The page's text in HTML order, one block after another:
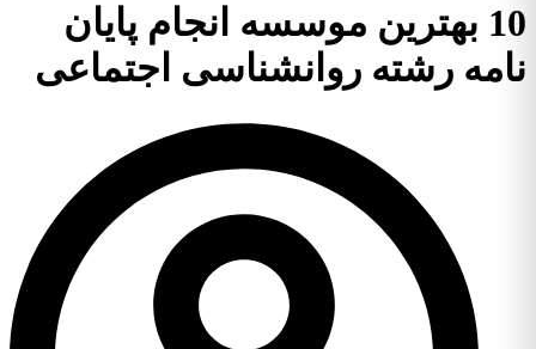
10 بهترین موسسه انجام پایان
نامه رشته روانشناسی اجتماعی